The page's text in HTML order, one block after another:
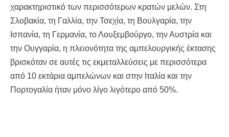
χαρακτηριστικό των περισσότερων κρατών μελών. Στη
Σλοβακία, τη Γαλλία, την Τσεχία, τη Βουλγαρία, την
Ισπανία, τη Γερμανία, το Λουξεμβούργο, την Αυστρία και
την Ουγγαρία, η πλειονότητα της αμπελουργικής έκτασης
βρισκόταν σε αυτές τις εκμεταλλεύσεις με περισσότερα
από 10 εκτάρια αμπελώνων και στην Ιταλία και την
Πορτογαλία ήταν μόνο λίγο λιγότερο από 50%.